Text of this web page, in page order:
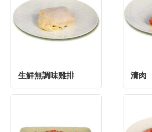
生鮮無調味雞排 清肉